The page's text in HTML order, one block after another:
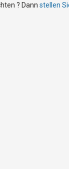
? Dann stellen